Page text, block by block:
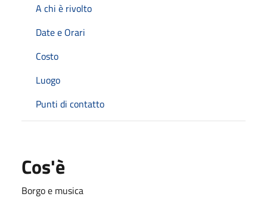
A chi è rivolto
Date e Orari
Costo
Luogo
Punti di contatto
Cos'è
Borgo e musica